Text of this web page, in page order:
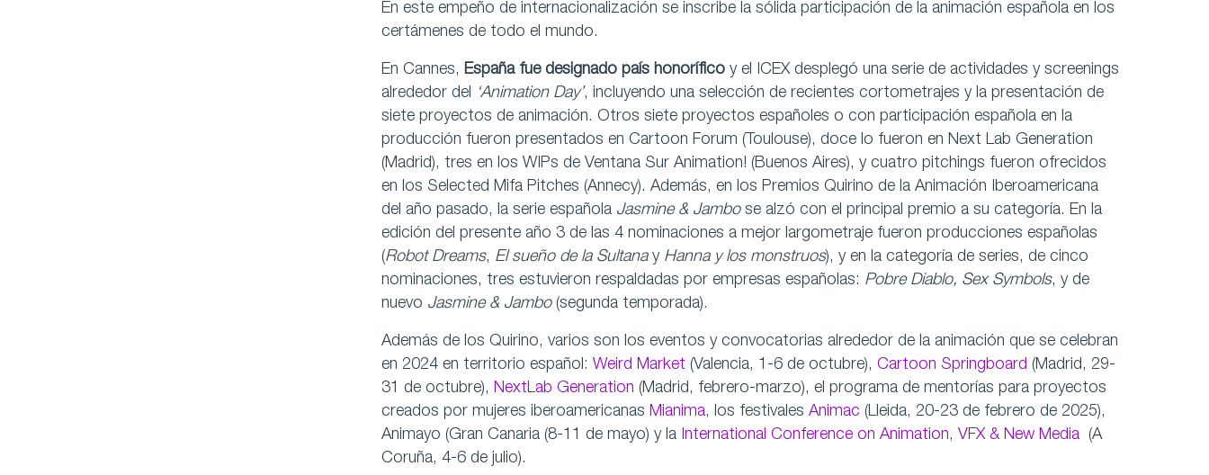
En este empeño de internacionalización se inscribe la sólida participación de la animación española en los
certámenes de todo el mundo.
En Cannes, España fue designado país honoríficoy el ICEX desplegó una serie de actividades y screenings
alrededor del ‘Animation Day’, incluyendo una selección de recientes cortometrajes y la presentación de
siete proyectos de animación. Otros siete proyectos españoles o con participación española en la
producción fueron presentados en Cartoon Forum (Toulouse), doce lo fueron en Next Lab Generation
(Madrid), tres en los WIPs de Ventana Sur Animation! (Buenos Aires), y cuatro pitchings fueron ofrecidos
en los Selected Mifa Pitches (Annecy). Además, en los Premios Quirino de la Animación Iberoamericana
del año pasado, la serie española Jasmine & Jambose alzó con el principal premio a su categoría. En la
edición del presente año 3 de las 4 nominaciones a mejor largometraje fueron producciones españolas
(Robot Dreams, El sueño de la Sultanay Hanna y los monstruos), y en la categoría de series, de cinco
nominaciones, tres estuvieron respaldadas por empresas españolas: Pobre Diablo, Sex Symbols, y de
nuevo Jasmine & Jambo(segunda temporada).
Además de los Quirino, varios son los eventos y convocatorias alrededor de la animación que se celebran
en 2024 en territorio español: Weird Market (Valencia, 1-6 de octubre), Cartoon Springboard (Madrid, 29-
31 de octubre), NextLab Generation (Madrid, febrero-marzo), el programa de mentorías para proyectos
creados por mujeres iberoamericanas Mianima, los festivales Animac (Lleida, 20-23 de febrero de 2025),
Animayo (Gran Canaria (8-11 de mayo) y la International Conference on Animation, VFX & New Media(A
Coruña, 4-6 de julio).